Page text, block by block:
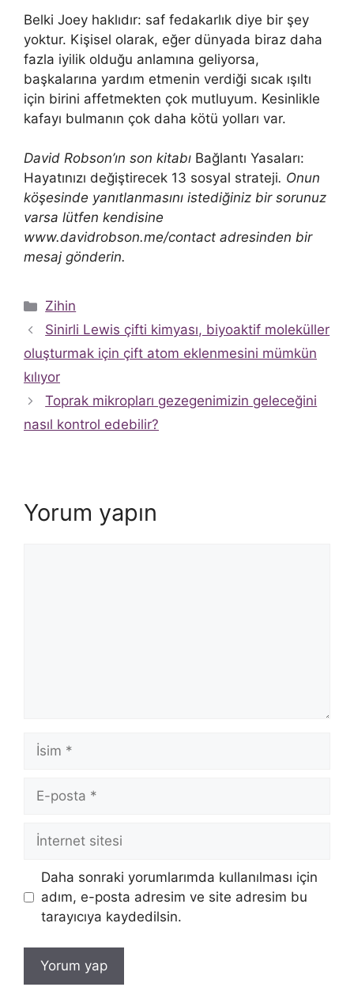
Belki Joey haklıdır: saf fedakarlık diye bir şey
yoktur. Kişisel olarak, eğer dünyada biraz daha
fazla iyilik olduğu anlamına geliyorsa,
başkalarına yardım etmenin verdiği sıcak ışıltı
için birini affetmekten çok mutluyum. Kesinlikle
kafayı bulmanın çok daha kötü yolları var.
David Robson’ın son kitabı Bağlantı Yasaları:
Hayatınızı değiştirecek 13 sosyal strateji. Onun
köşesinde yanıtlanmasını istediğiniz bir sorunuz
varsa lütfen kendisine
www.davidrobson.me/contact adresinden bir
mesaj gönderin.
Kategoriler
Zihin
Sinirli Lewis çifti kimyası, biyoaktif moleküller
oluşturmak için çift atom eklenmesini mümkün
kılıyor
Toprak mikropları gezegenimizin geleceğini
nasıl kontrol edebilir?
Yorum yapın
İsim
posta
İnternet
Daha sonraki yorumlarımda kullanılması için
adım, e-posta adresim ve site adresim bu
tarayıcıya kaydedilsin.